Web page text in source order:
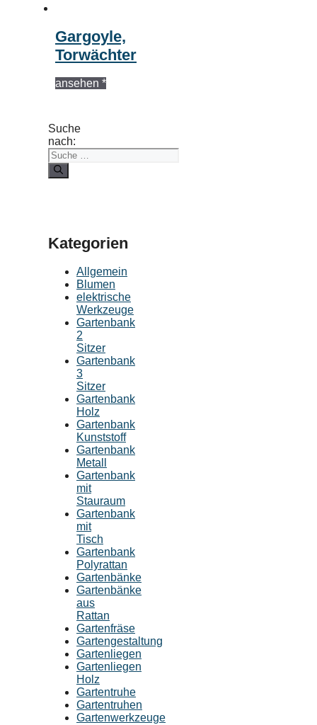
Gargoyle,
Torwächter
ansehen *
Suche
nach:
Kategorien
Allgemein
Blumen
elektrische
Werkzeuge
Gartenbank
2
Sitzer
Gartenbank
3
Sitzer
Gartenbank
Holz
Gartenbank
Kunststoff
Gartenbank
Metall
Gartenbank
mit
Stauraum
Gartenbank
mit
Tisch
Gartenbank
Polyrattan
Gartenbänke
Gartenbänke
aus
Rattan
Gartenfräse
Gartengestaltung
Gartenliegen
Gartenliegen
Holz
Gartentruhe
Gartentruhen
Gartenwerkzeuge